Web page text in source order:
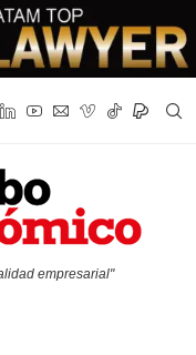
empresarial"